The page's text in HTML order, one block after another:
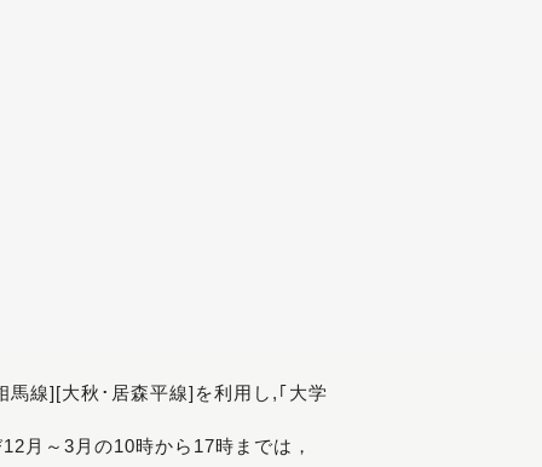
線][大秋･居森平線]を利用し,｢大学
月～3月の10時から17時までは，